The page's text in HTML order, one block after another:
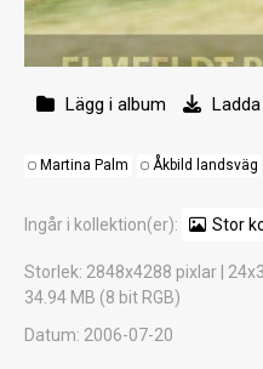
Lägg i album
Martina Palm Åkbild landsväg
Ingår i kollektion(er): Stor
Storlek: 2848x4288 pixlar |
34.94 MB (8 bit RGB)
Datum: 2006-07-20